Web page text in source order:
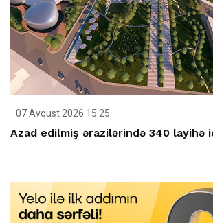
07 Avqust 2026 15:25
Azad edilmiş ərazilərində 340 layihə